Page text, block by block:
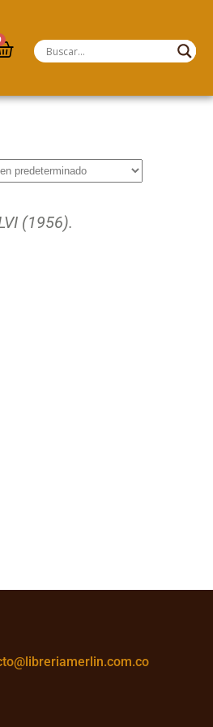
(1956).